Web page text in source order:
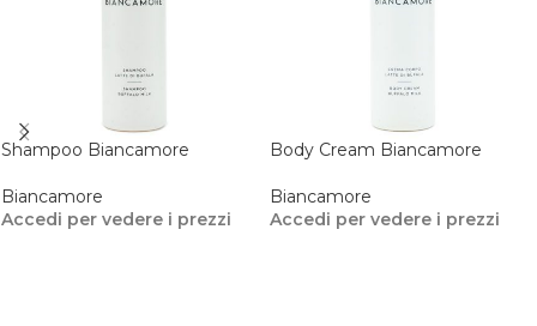
Shampoo Biancamore
Biancamore
Accedi per vedere i prezzi
Body Cream Biancamore
Biancamore
Accedi per vedere i prezzi